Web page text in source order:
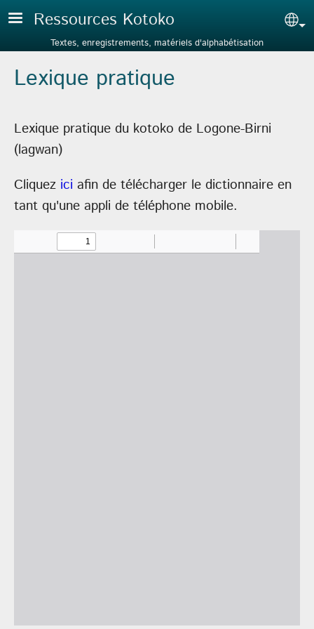
Aller au contenu principal
Ressources Kotoko
Textes, enregistrements, matériels d'alphabétisation
Lexique pratique
Lexique pratique du kotoko de Logone-Birni
(lagwan)
Cliquez ici afin de télécharger le dictionnaire en
tant qu'une appli de téléphone mobile.